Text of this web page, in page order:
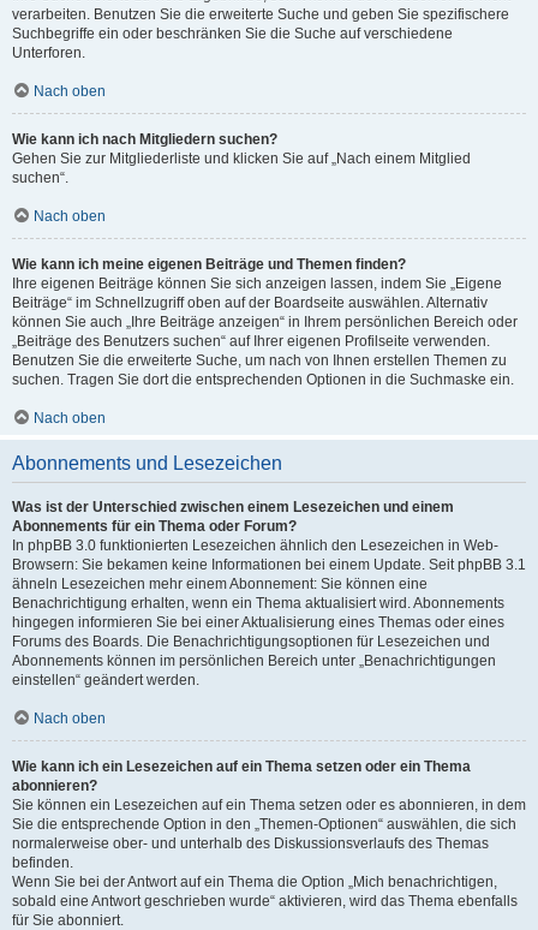
verarbeiten. Benutzen Sie die erweiterte Suche und geben Sie spezifischere
Suchbegriffe ein oder beschränken Sie die Suche auf verschiedene
Unterforen.
Nach oben
Wie kann ich nach Mitgliedern suchen?
Gehen Sie zur Mitgliederliste und klicken Sie auf „Nach einem Mitglied
suchen“.
Nach oben
Wie kann ich meine eigenen Beiträge und Themen finden?
Ihre eigenen Beiträge können Sie sich anzeigen lassen, indem Sie „Eigene
Beiträge“ im Schnellzugriff oben auf der Boardseite auswählen. Alternativ
können Sie auch „Ihre Beiträge anzeigen“ in Ihrem persönlichen Bereich oder
„Beiträge des Benutzers suchen“ auf Ihrer eigenen Profilseite verwenden.
Benutzen Sie die erweiterte Suche, um nach von Ihnen erstellen Themen zu
suchen. Tragen Sie dort die entsprechenden Optionen in die Suchmaske ein.
Nach oben
Abonnements und Lesezeichen
Was ist der Unterschied zwischen einem Lesezeichen und einem
Abonnements für ein Thema oder Forum?
In phpBB 3.0 funktionierten Lesezeichen ähnlich den Lesezeichen in Web-
Browsern: Sie bekamen keine Informationen bei einem Update. Seit phpBB 3.1
ähneln Lesezeichen mehr einem Abonnement: Sie können eine
Benachrichtigung erhalten, wenn ein Thema aktualisiert wird. Abonnements
hingegen informieren Sie bei einer Aktualisierung eines Themas oder eines
Forums des Boards. Die Benachrichtigungsoptionen für Lesezeichen und
Abonnements können im persönlichen Bereich unter „Benachrichtigungen
einstellen“ geändert werden.
Nach oben
Wie kann ich ein Lesezeichen auf ein Thema setzen oder ein Thema
abonnieren?
Sie können ein Lesezeichen auf ein Thema setzen oder es abonnieren, in dem
Sie die entsprechende Option in den „Themen-Optionen“ auswählen, die sich
normalerweise ober- und unterhalb des Diskussionsverlaufs des Themas
befinden.
Wenn Sie bei der Antwort auf ein Thema die Option „Mich benachrichtigen,
sobald eine Antwort geschrieben wurde“ aktivieren, wird das Thema ebenfalls
für Sie abonniert.